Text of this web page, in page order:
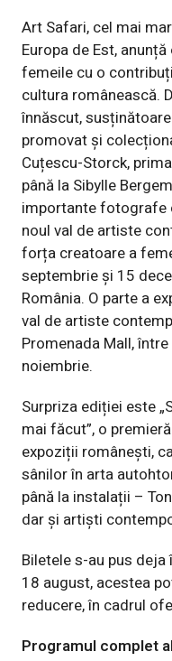
Art Safari, cel mai
Europa de Est,
femeile cu o
cultura românească.
înnăscut,
promovat și
Cuțescu-Storck,
până la Sibylle
importante fotografe
noul val de artiste
forța creatoare a
septembrie și 15
România. O parte a
val de artiste
Promenada Mall,
noiembrie.
Surpriza ediției este
mai făcut”, o
expoziții românești,
sânilor în arta
până la instalații –
dar și artiști
Biletele s-au pus deja
18 august, acestea
reducere, în cadrul
Programul complet